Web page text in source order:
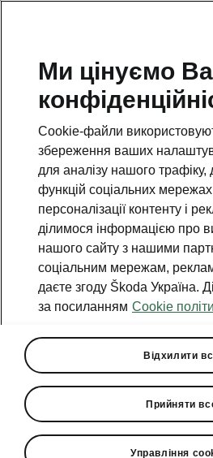
Повернутися на
Назад
Додаткові опції
• Фаркоп з
Ми цінуємо
Cookie-файли
збереження ваших
для аналізу нашого
функцій соціальних
персоналізації контенту і
ділимося інформацією про
нашого сайту з нашими
соціальним мережам,
даєте згоду Škoda Україна.
за посиланням Cookie
Відхилити
Прийняти
Управління